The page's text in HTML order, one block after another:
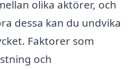
olika aktörer, och
dessa kan du undvika
Faktorer som
och